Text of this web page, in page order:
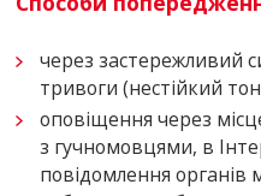
через застережливий
тривоги (нестійкий
оповіщення через
з гучномовцями, в
повідомлення органів